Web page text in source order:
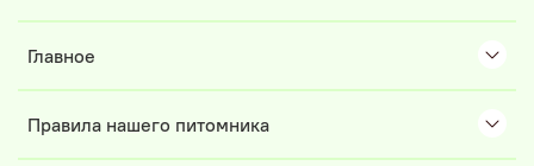
Главное
Правила нашего питомника